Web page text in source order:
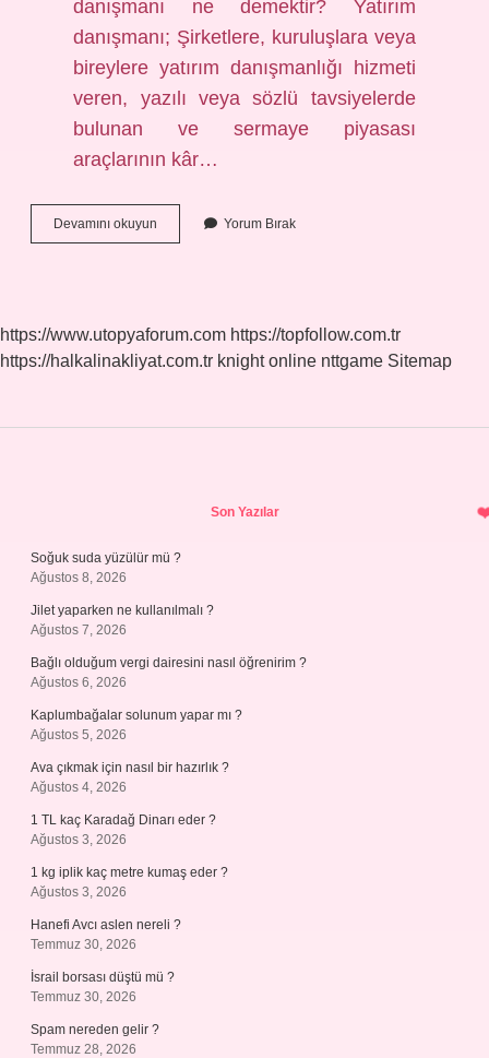
danışmanı ne demektir? Yatırım
danışmanı; Şirketlere, kuruluşlara veya
bireylere yatırım danışmanlığı hizmeti
veren, yazılı veya sözlü tavsiyelerde
bulunan ve sermaye piyasası
araçlarının kâr…
Devamını okuyun
Uzmanı
Yorum Bırak
https://www.utopyaforum.com https://topfollow.com.tr
https://halkalinakliyat.com.tr knight online nttgame Sitemap
Son Yazılar
Soğuk suda yüzülür mü ?
Ağustos 8, 2026
Jilet yaparken ne kullanılmalı ?
Ağustos 7, 2026
Bağlı olduğum vergi dairesini nasıl öğrenirim ?
Ağustos 6, 2026
Kaplumbağalar solunum yapar mı ?
Ağustos 5, 2026
Ava çıkmak için nasıl bir hazırlık ?
Ağustos 4, 2026
1 TL kaç Karadağ Dinarı eder ?
Ağustos 3, 2026
1 kg iplik kaç metre kumaş eder ?
Ağustos 3, 2026
Hanefi Avcı aslen nereli ?
Temmuz 30, 2026
İsrail borsası düştü mü ?
Temmuz 30, 2026
Spam nereden gelir ?
Temmuz 28, 2026